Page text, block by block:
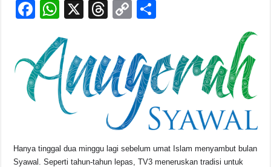
F
c
e
b
o
k
W
at
s
A
p
X
T
a
d
C
p
y
Li
n
k
e
Hanya tinggal dua minggu lagi sebelum umat Islam menyambut bulan
Syawal. Seperti tahun-tahun lepas, TV3 meneruskan tradisi untuk